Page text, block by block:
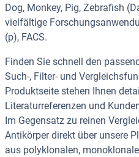
Dog, Monkey, Pig, Zebrafish
vielfältige
(p), FACS.
Finden Sie schnell den
Such-, Filter- und
Produktseite stehen Ihnen
Literaturreferenzen und
Im Gegensatz zu reinen
Antikörper direkt über unsere
aus polyklonalen,